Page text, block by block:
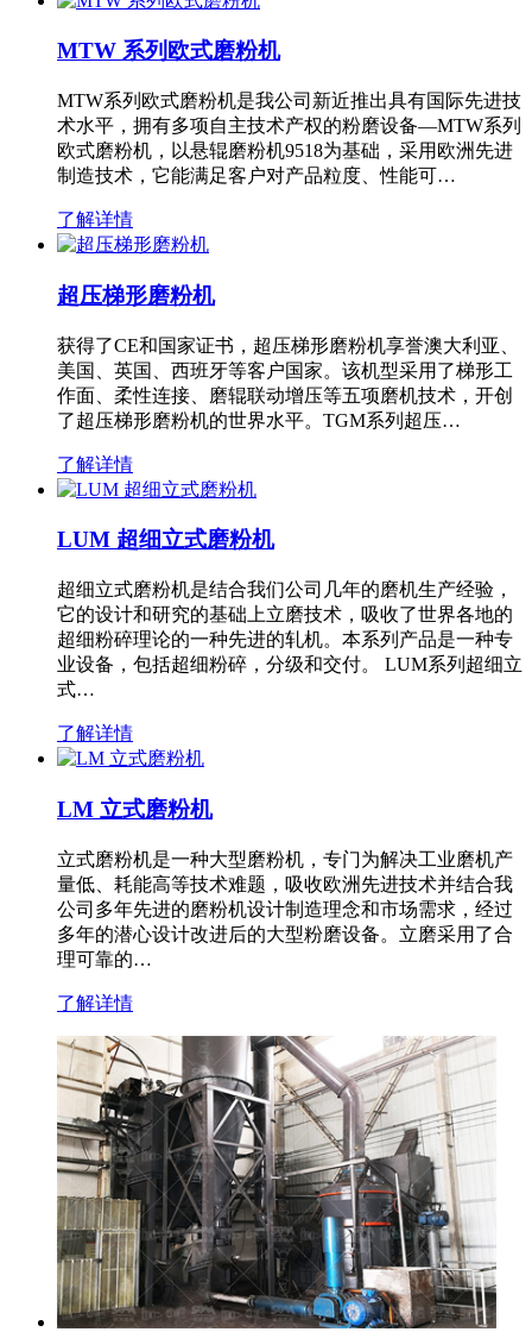
MTW 系列欧式磨粉机
MTW系列欧式磨粉机是我公司新近推出具有国际先进技
术水平，拥有多项自主技术产权的粉磨设备—MTW系列
欧式磨粉机，以悬辊磨粉机9518为基础，采用欧洲先进
制造技术，它能满足客户对产品粒度、性能可…
了解详情
超压梯形磨粉机
获得了CE和国家证书，超压梯形磨粉机享誉澳大利亚、
美国、英国、西班牙等客户国家。该机型采用了梯形工
作面、柔性连接、磨辊联动增压等五项磨机技术，开创
了超压梯形磨粉机的世界水平。TGM系列超压…
了解详情
LUM 超细立式磨粉机
超细立式磨粉机是结合我们公司几年的磨机生产经验，
它的设计和研究的基础上立磨技术，吸收了世界各地的
超细粉碎理论的一种先进的轧机。本系列产品是一种专
业设备，包括超细粉碎，分级和交付。 LUM系列超细立
式…
了解详情
LM 立式磨粉机
立式磨粉机是一种大型磨粉机，专门为解决工业磨机产
量低、耗能高等技术难题，吸收欧洲先进技术并结合我
公司多年先进的磨粉机设计制造理念和市场需求，经过
多年的潜心设计改进后的大型粉磨设备。立磨采用了合
理可靠的…
了解详情